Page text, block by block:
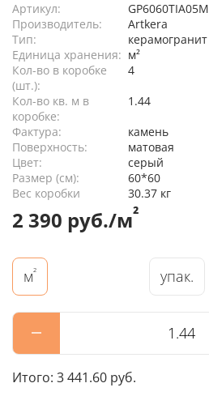
Артикул:
GP6060TIA05M
Производитель:
Artkera
Тип:
керамогранит
Единица хранения: м²
Кол-во в коробке
(шт.):
4
Кол-во кв. м в
коробке:
1.44
Фактура:
камень
Поверхность:
матовая
Цвет:
серый
Размер (см):
60*60
Вес коробки
30.37 кг
2 390 руб./м²
м² упак.
Итого: 3 441.60 руб.